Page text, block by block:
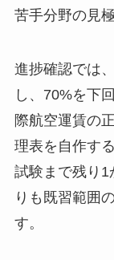
苦手分野の見
進捗確認では
し、70%を下
際航空運賃の
理表を自作す
試験まで残り1
りも既習範囲
す。